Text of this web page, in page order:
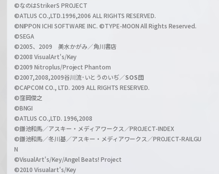
h
a
n
l
©なのはStrikerS PROJECT
©ATLUS CO.,LTD.1996,2006 ALL RIGHTS RESERVED.
©NIPPON ICHI SOFTWARE INC. ©TYPE-MOON All Rights Reserved.
©SEGA
©2005、2009 美水かがみ／角川書店
©2008 VisualArt's/Key
©2009 Nitroplus/Project Phantom
©2007,2008,2009谷川流･いとうのいぢ／SOS団
©CAPCOM CO., LTD. 2009 ALL RIGHTS RESERVED.
©窪岡俊之
©BNGI
©ATLUS CO.,LTD. 1996,2008
©鎌池和馬／アスキー・メディアワークス／PROJECT-INDEX
©鎌池和馬／冬川基／アスキー・メディアワークス／PROJECT-RAILGU
N
©VisualArt's/Key/Angel Beats! Project
©2010 Visualart's/Key